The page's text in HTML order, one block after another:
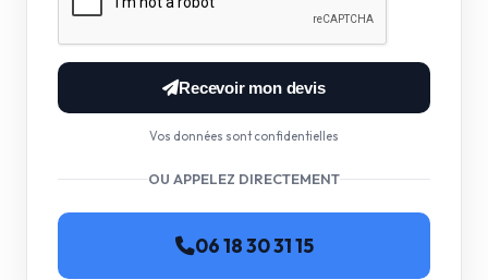
Recevoir mon devis
Vos données sont confidentielles
OU APPELEZ DIRECTEMENT
06 18 30 31 15